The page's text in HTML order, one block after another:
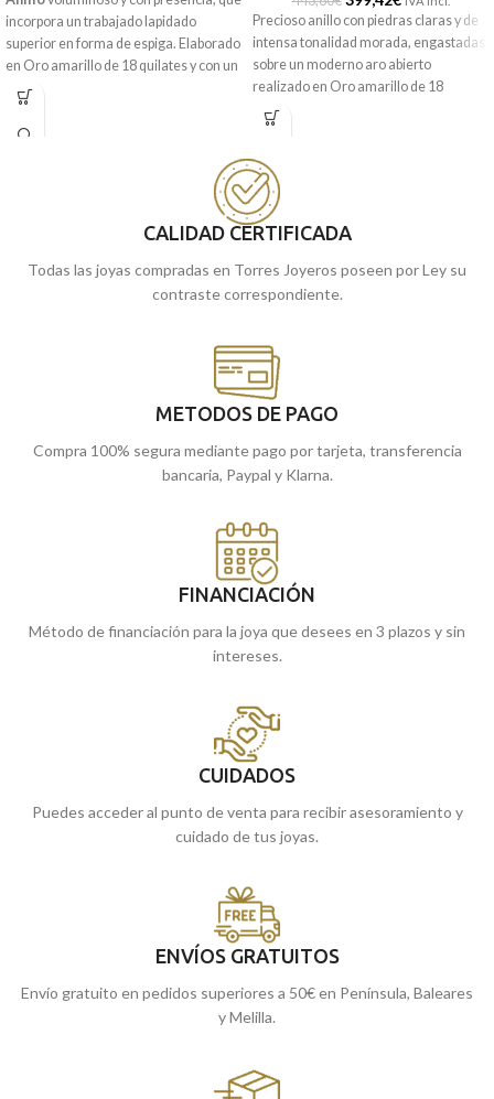
incorpora un trabajado lapidado
superior en forma de espiga. Elaborado
en Oro amarillo de 18 quilates y con un
ancho de 5 mm. Perfecto para utilizarlo
a diario sin preocuparnos.
Precioso anillo con piedras claras y de
intensa tonalidad morada, engastadas
sobre un moderno aro abierto
realizado en Oro amarillo de 18
quilates.
CALIDAD CERTIFICADA
Todas las joyas compradas en Torres Joyeros poseen por Ley su
contraste correspondiente.
METODOS DE PAGO
Compra 100% segura mediante pago por tarjeta, transferencia
bancaria, Paypal y Klarna.
FINANCIACIÓN
Método de financiación para la joya que desees en 3 plazos y sin
intereses.
CUIDADOS
Puedes acceder al punto de venta para recibir asesoramiento y
cuidado de tus joyas.
ENVÍOS GRATUITOS
Envío gratuito en pedidos superiores a 50€ en Península, Baleares
y Melilla.